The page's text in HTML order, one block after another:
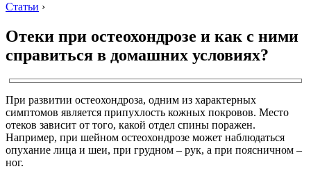
Статьи ›
Отеки при остеохондрозе и как с ними
справиться в домашних условиях?
При развитии остеохондроза, одним из характерных
симптомов является припухлость кожных покровов. Место
отеков зависит от того, какой отдел спины поражен.
Например, при шейном остеохондрозе может наблюдаться
опухание лица и шеи, при грудном – рук, а при поясничном –
ног.